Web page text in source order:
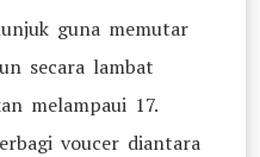
guna memutar
secara lambat
melampaui 17.
voucer diantara